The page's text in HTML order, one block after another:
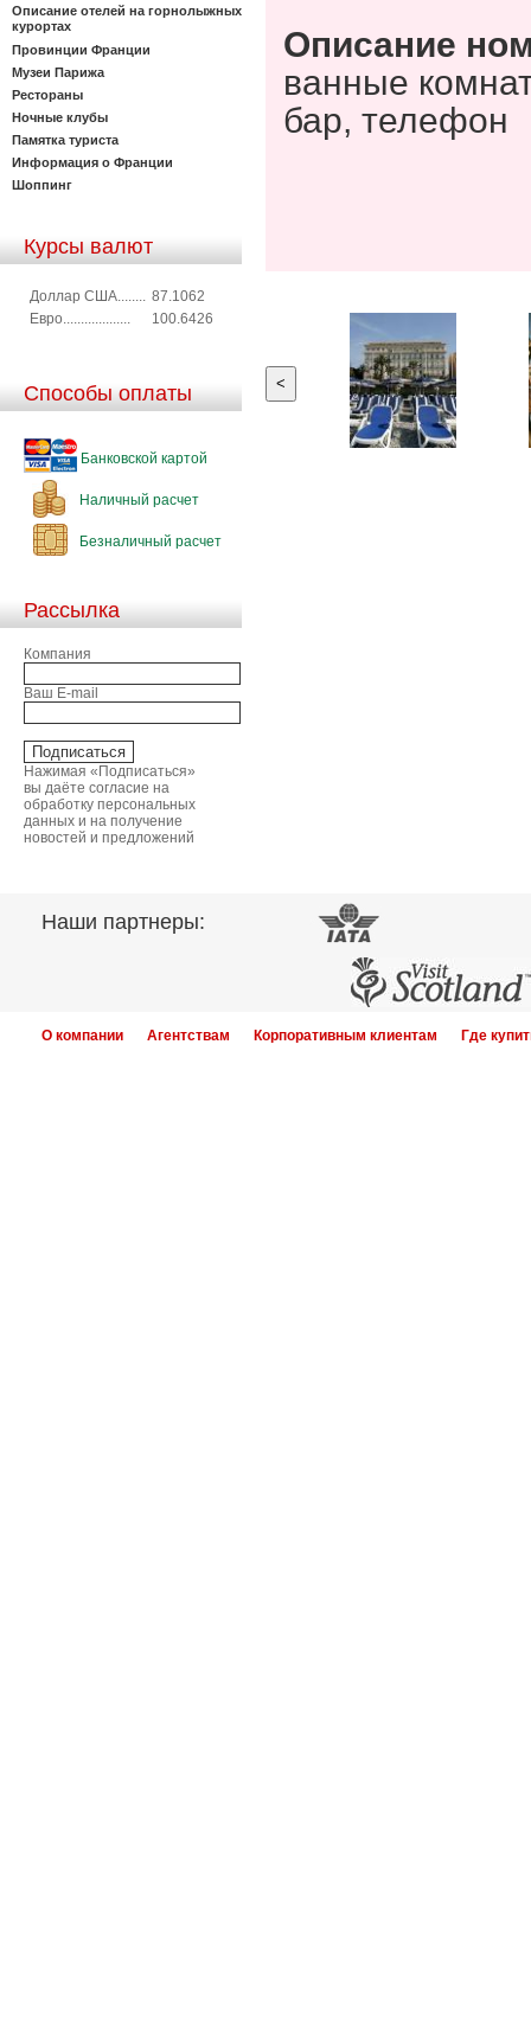
Описание отелей на горнолыжных
курортах
Провинции Франции
Музеи Парижа
Рестораны
Ночные клубы
Памятка туриста
Информация о Франции
Шоппинг
Курсы валют
Доллар США........ 87.1062
Евро...................
100.6426
Способы оплаты
Банковской картой
Наличный расчет
Безналичный расчет
Рассылка
Компания
Ваш E-mail
Нажимая «Подписаться»
вы даёте согласие на
обработку персональных
данных и на получение
новостей и предложений
Описание
ванные
бар, телефон
<
Наши партнеры:
О компании Агентствам Корпоративным клиентам Где